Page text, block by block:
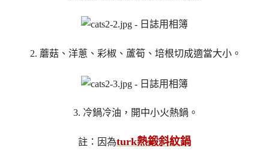
2. 蘑菇、洋蔥、彩椒、蘆筍、培根切成適當大小。
3. 冷鍋冷油，開中小火熱鍋。
註：因為turk熱鍛斜紋鍋